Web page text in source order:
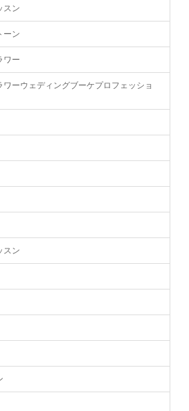
スン
ーン
ワー
ーウェディングブーケプロフェッショ
スン